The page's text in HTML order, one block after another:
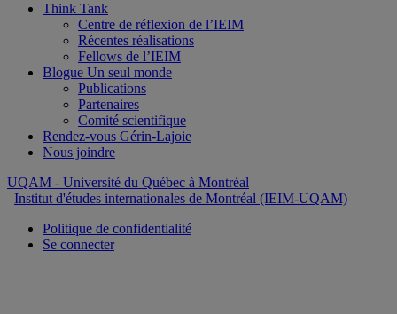
Think Tank
Centre de réflexion de l’IEIM
Récentes réalisations
Fellows de l’IEIM
Blogue Un seul monde
Publications
Partenaires
Comité scientifique
Rendez-vous Gérin-Lajoie
Nous joindre
UQAM - Université du Québec à Montréal
Institut d'études internationales de Montréal (IEIM-UQAM)
Politique de confidentialité
Se connecter